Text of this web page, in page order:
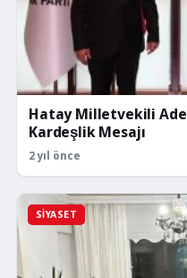
Hatay Milletvekili
Kardeşlik Mesajı
2 yıl önce
SIYASET